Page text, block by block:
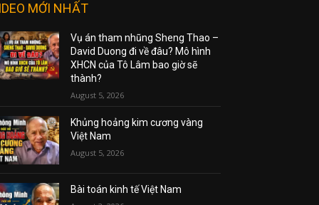
MỚI NHẤT
Vụ án tham nhũng Sheng Thao –
David Duong đi về đâu? Mô hình
XHCN của Tô Lâm bao giờ sẽ
thành?
August 5, 2026
Khủng hoảng kim cương vàng
Việt Nam
August 5, 2026
Bài toán kinh tế Việt Nam